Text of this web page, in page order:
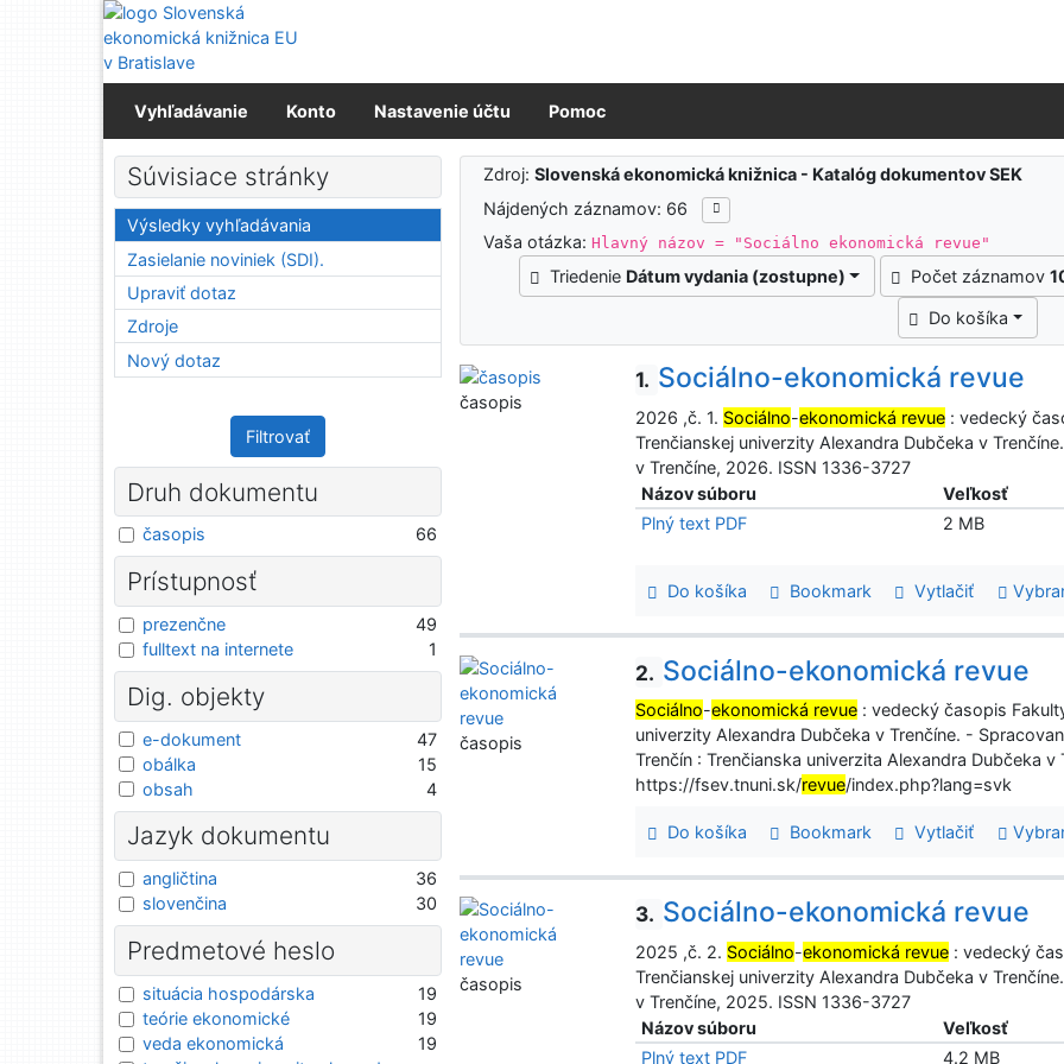
Prejsť na obsah
Prejsť na menu
Prehlásenie o webovej prístupnosti
Vyhľadávanie Konto Nastavenie účtu Pomoc
Výsledky vyhľadávania
Zdroj:Slovenská ekonomická knižnica - Katalóg dokumentov SEK
Nájdených záznamov: 66
Vaša otázka:Hlavný názov = "Sociálno ekonomická revue"
Triedenie Dátum vydania (zostupne) Počet záznamov
Do košíka
1. Sociálno-ekonomická revue
2026 ,č. 1. Sociálno-ekonomická revue : vedecký
Trenčianskej univerzity Alexandra Dubčeka v
v Trenčíne, 2026. ISSN 1336-3727
Názov súboru
Veľkosť
Plný text PDF
2 MB
Do košíka Bookmark Vytlačiť
časopis
2. Sociálno-ekonomická revue
Sociálno-ekonomická revue : vedecký časopis
univerzity Alexandra Dubčeka v Trenčíne. -
Trenčín : Trenčianska univerzita Alexandra Dubčeka
https://fsev.tnuni.sk/revue/index.php?lang=svk
Do košíka Bookmark Vytlačiť
časopis
3. Sociálno-ekonomická revue
2025 ,č. 2. Sociálno-ekonomická revue : vedecký
Trenčianskej univerzity Alexandra Dubčeka v
v Trenčíne, 2025. ISSN 1336-3727
Názov súboru
Veľkosť
Plný text PDF
4.2 MB
časopis
Súvisiace stránky
Výsledky vyhľadávania
Zasielanie noviniek (SDI).
Upraviť dotaz
Zdroje
Nový dotaz
Filtrovať
Druh dokumentu
časopis 66
Prístupnosť
prezenčne
49
fulltext na internete
1
Dig. objekty
e-dokument
47
obálka
15
obsah
4
Jazyk dokumentu
angličtina
36
slovenčina
30
Predmetové heslo
situácia hospodárska
19
teórie ekonomické
19
veda ekonomická
19